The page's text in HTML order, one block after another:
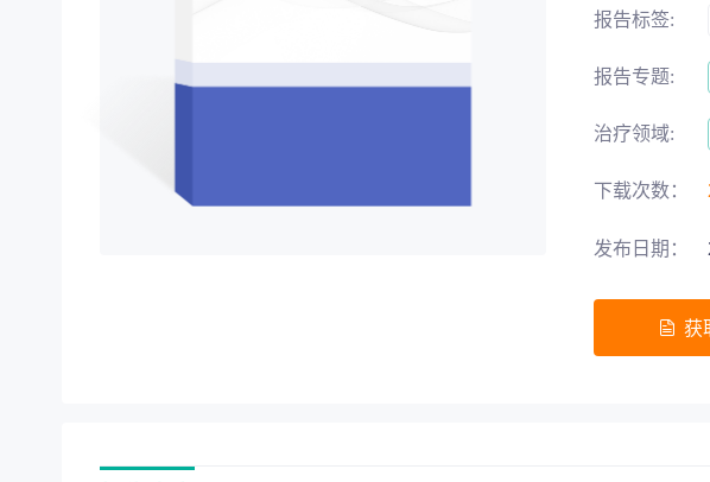
投资决策与交易估值
解码生物医药资本价值，赋能精准投
“十五五”战略规划
地方发展评估 区域
是通过结合
展历程、市场
报告标签:
报告专题:
治疗领域:
下载次数：
发布日期：
获